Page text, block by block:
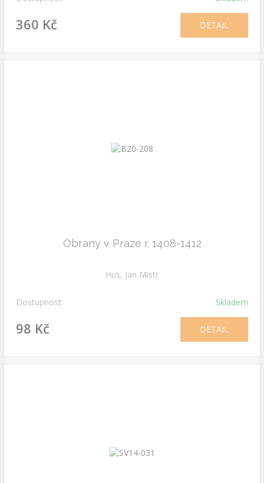
360 Kč DETAIL
Obrany v Praze r. 1408-1412
Hus, Jan Mistr
Dostupnost: Skladem
98 Kč DETAIL